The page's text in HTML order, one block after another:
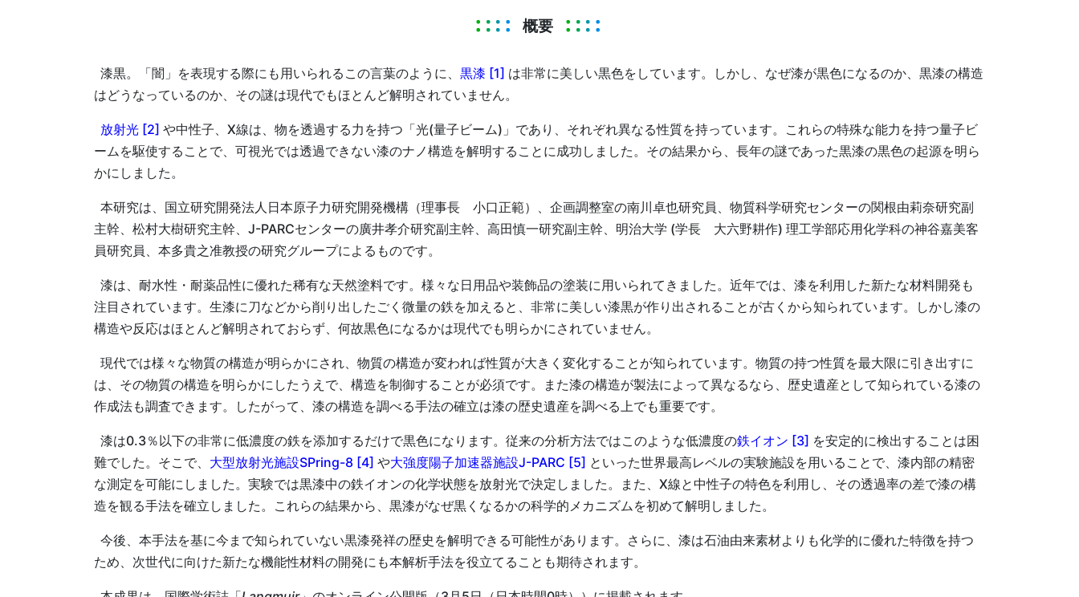
概要
漆黒。「闇」を表現する際にも用いられるこの言葉のように、 黒漆 [1] は非常に美しい黒色をしています。しかし、なぜ漆が黒色になるのか、黒漆の構造
はどうなっているのか、その謎は現代でもほとんど解明されていません。
放射光 [2] や中性子、X線は、物を透過する力を持つ「光(量子ビーム)」であり、それぞれ異なる性質を持っています。これらの特殊な能力を持つ量子ビ
ームを駆使することで、可視光では透過できない漆のナノ構造を解明することに成功しました。その結果から、長年の謎であった黒漆の黒色の起源を明ら
かにしました。
本研究は、国立研究開発法人日本原子力研究開発機構（理事長 小口正範）、企画調整室の南川卓也研究員、物質科学研究センターの関根由莉奈研究副
主幹、松村大樹研究主幹、J-PARCセンターの廣井孝介研究副主幹、高田慎一研究副主幹、明治大学 (学長 大六野耕作) 理工学部応用化学科の神谷嘉美客
員研究員、本多貴之准教授の研究グループによるものです。
漆は、耐水性・耐薬品性に優れた稀有な天然塗料です。様々な日用品や装飾品の塗装に用いられてきました。近年では、漆を利用した新たな材料開発も
注目されています。生漆に刀などから削り出したごく微量の鉄を加えると、非常に美しい漆黒が作り出されることが古くから知られています。しかし漆の
構造や反応はほとんど解明されておらず、何故黒色になるかは現代でも明らかにされていません。
現代では様々な物質の構造が明らかにされ、物質の構造が変われば性質が大きく変化することが知られています。物質の持つ性質を最大限に引き出すに
は、その物質の構造を明らかにしたうえで、構造を制御することが必須です。また漆の構造が製法によって異なるなら、歴史遺産として知られている漆の
作成法も調査できます。したがって、漆の構造を調べる手法の確立は漆の歴史遺産を調べる上でも重要です。
漆は0.3％以下の非常に低濃度の鉄を添加するだけで黒色になります。従来の分析方法ではこのような低濃度の鉄イオン [3] を安定的に検出することは困
難でした。そこで、 大型放射光施設SPring-8 [4] や大強度陽子加速器施設J-PARC [5] といった世界最高レベルの実験施設を用いることで、漆内部の精密
な測定を可能にしました。実験では黒漆中の鉄イオンの化学状態を放射光で決定しました。また、X線と中性子の特色を利用し、その透過率の差で漆の構
造を観る手法を確立しました。これらの結果から、黒漆がなぜ黒くなるかの科学的メカニズムを初めて解明しました。
今後、本手法を基に今まで知られていない黒漆発祥の歴史を解明できる可能性があります。さらに、漆は石油由来素材よりも化学的に優れた特徴を持つ
ため、次世代に向けた新たな機能性材料の開発にも本解析手法を役立てることも期待されます。